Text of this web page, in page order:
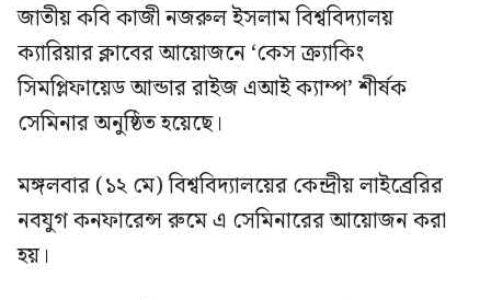
জাতীয় কবি কাজী নজরুল ইসলাম বিশ্ববিদ্যালয়
ক্যারিয়ার ক্লাবের আয়োজনে ‘কেস ক্র্যাকিং
সিমপ্লিফায়েড আন্ডার রাইজ এআই ক্যাম্প’ শীর্ষক
সেমিনার অনুষ্ঠিত হয়েছে।
মঙ্গলবার (১২ মে) বিশ্ববিদ্যালয়ের কেন্দ্রীয় লাইব্রেরির
নবযুগ কনফারেন্স রুমে এ সেমিনারের আয়োজন করা
হয়।